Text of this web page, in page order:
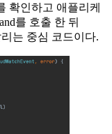
확인하고 애플리케
를 호출 한 뒤
는 중심 코드이다.